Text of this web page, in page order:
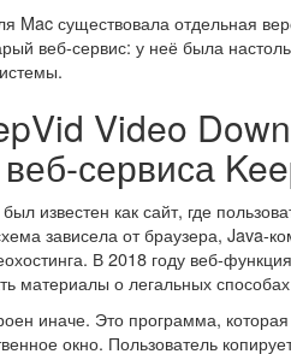
Mac существовала отдельная
веб-сервис: у неё была
Video
веб-сервиса
известен как сайт, где
зависела от браузера, Java-
В 2018 году веб-
материалы о легальных
иначе. Это программа,
окно. Пользователь